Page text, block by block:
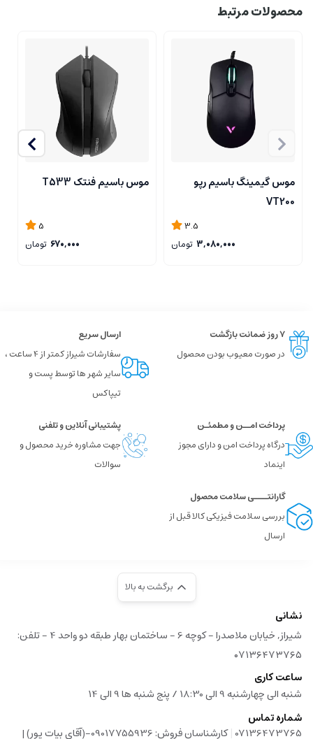
محصولات مرتبط
موس گیمینگ باسیم رپو
VT200
3.5
3,080,000 تومان
موس باسیم فنتک T533
5
670,000 تومان
۷ روز ضمانت بازگشت
در صورت معیوب بودن محصول
ارسال سریع
سفارشات شیراز کمتر از 4 ساعت ،
سایر شهر ها توسط پست و
تیپاکس
پرداخت امــن و مطمئـن
درگاه پرداخت امن و دارای مجوز
اینماد
پشتیبانی آنلاین و تلفنی
جهت مشاوره خرید محصول و
سوالات
گارانتــــی سلامت محصول
بررسی سلامت فیزیکی کالا قبل از
ارسال
برگشت به بالا
نشانی
شیراز, خیابان ملاصدرا - کوچه 6 - ساختمان بهار طبقه دو واحد 4 - تلفن:
۰۷۱۳۶۴۷۳۷۶۵
ساعت کاری
شنبه الی چهارشنبه 9 الی 18:30 / پنج شنبه ها 9 الی 14
شماره تماس
07136473765
| کارشناسان فروش: 09017755936-(آقای بیات پور) |